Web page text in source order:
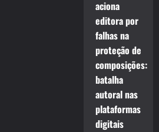
aciona
editora por
falhas na
proteção de
composições:
batalha
autoral nas
plataformas
digitais